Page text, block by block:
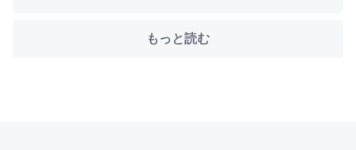
ちぼちRingも置こうかと画策中。あと、Googleマップで
もっと読む